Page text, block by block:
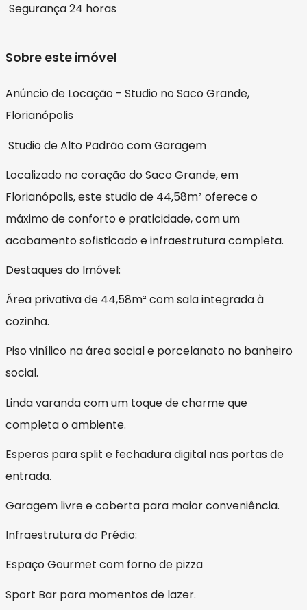
Segurança 24 horas
Sobre este imóvel
Anúncio de Locação - Studio no Saco Grande,
Florianópolis
Studio de Alto Padrão com Garagem
Localizado no coração do Saco Grande, em
Florianópolis, este studio de 44,58m² oferece o
máximo de conforto e praticidade, com um
acabamento sofisticado e infraestrutura completa.
Destaques do Imóvel:
Área privativa de 44,58m² com sala integrada à
cozinha.
Piso vinílico na área social e porcelanato no banheiro
social.
Linda varanda com um toque de charme que
completa o ambiente.
Esperas para split e fechadura digital nas portas de
entrada.
Garagem livre e coberta para maior conveniência.
Infraestrutura do Prédio:
Espaço Gourmet com forno de pizza
Sport Bar para momentos de lazer.